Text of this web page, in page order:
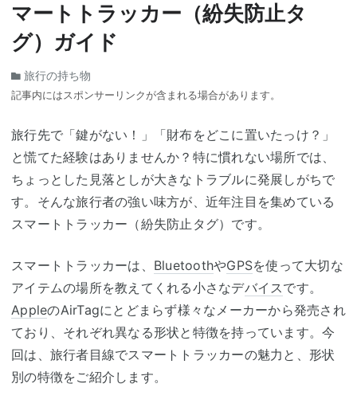
マートトラッカー（紛失防止タ
グ）ガイド
旅行の持ち物
記事内にはスポンサーリンクが含まれる場合があります。
旅行先で「鍵がない！」「財布をどこに置いたっけ？」
と慌てた経験はありませんか？特に慣れない場所では、
ちょっとした見落としが大きなトラブルに発展しがちで
す。そんな旅行者の強い味方が、近年注目を集めている
スマートトラッカー（紛失防止タグ）です。
スマートトラッカーは、 BluetoothやGPSを使って大切な
アイテムの場所を教えてくれる小さなデバイスです。
AppleのAirTagにとどまらず様々なメーカーから発売され
ており、それぞれ異なる形状と特徴を持っています。今
回は、旅行者目線でスマートトラッカーの魅力と、形状
別の特徴をご紹介します。